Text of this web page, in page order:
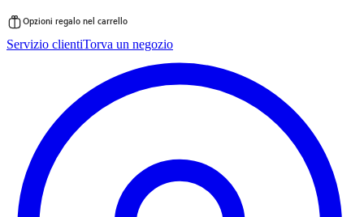
al
Opzioni regalo nel carrello
Servizio clientiTorva un negozio